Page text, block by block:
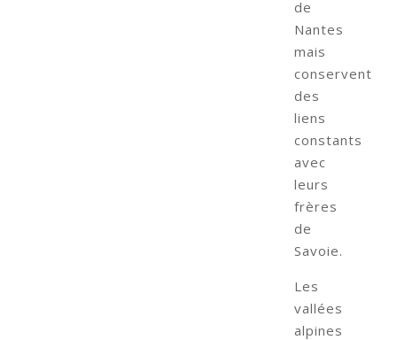
de
Nantes
mais
conservent
des
liens
constants
avec
leurs
frères
de
Savoie.
Les
vallées
alpines